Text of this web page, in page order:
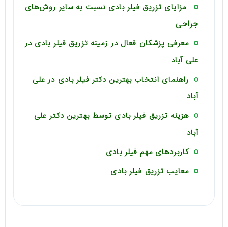
مزایای تزریق فیلر بادی نسبت به سایر روش‌های
جراحی
معرفی پزشکان فعال در زمینه تزریق فیلر بادی در
علی آباد
راهنمای انتخاب بهترین دکتر فیلر بادی در علی
آباد
هزینه تزریق فیلر بادی توسط بهترین دکتر علی
آباد
کاربردهای مهم فیلر بادی
معایب تزریق فیلر بادی